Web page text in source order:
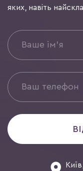
яких, навіть